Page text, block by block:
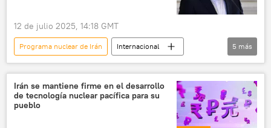
12 de julio 2025, 14:18 GMT
Programa nuclear de Irán
Internacional
Organismo Internacional de Energía Atómica (OIEA)
Irán
Tratado de No Proliferación Nuclear (NPT)
5 más
Irán se mantiene firme en el desarrollo
de tecnología nuclear pacífica para su
pueblo